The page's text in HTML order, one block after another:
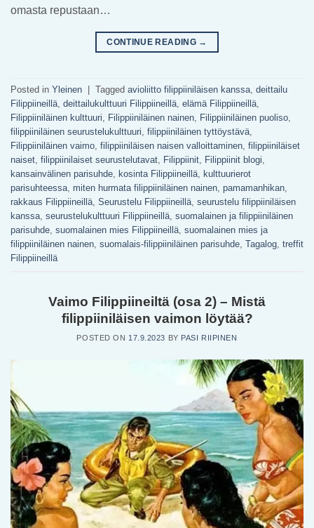
omasta repustaan…
CONTINUE READING →
Posted in Yleinen Tagged avioliitto filippiiniläisen kanssa, deittailu
Filippiineillä, deittailukulttuuri Filippiineillä, elämä Filippiineillä,
Filippiiniläinen kulttuuri, Filippiiniläinen nainen, Filippiiniläinen puoliso,
filippiiniläinen seurustelukulttuuri, filippiiniläinen tyttöystävä,
Filippiiniläinen vaimo, filippiiniläisen naisen valloittaminen, filippiiniläiset
naiset, filippiinilaiset seurustelutavat, Filippiinit, Filippiinit blogi,
kansainvälinen parisuhde, kosinta Filippiineillä, kulttuurierot
parisuhteessa, miten hurmata filippiiniläinen nainen, pamamanhikan,
rakkaus Filippiineillä, Seurustelu Filippiineillä, seurustelu filippiiniläisen
kanssa, seurustelukulttuuri Filippiineillä, suomalainen ja filippiiniläinen
parisuhde, suomalainen mies Filippiineillä, suomalainen mies ja
filippiiniläinen nainen, suomalais-filippiiniläinen parisuhde, Tagalog, treffit
Filippiineillä
Vaimo Filippiineiltä (osa 2) – Mistä
filippiiniläisen vaimon löytää?
POSTED ON 17.9.2023 BY PASI RIIPINEN